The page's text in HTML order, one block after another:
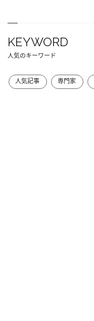
KEYWORD
人気のキーワード
人気記事 専門家